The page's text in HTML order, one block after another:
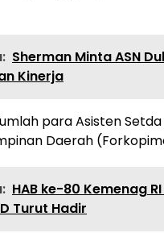
Sherman Minta ASN
Kinerja
para Asisten
Daerah
HAB ke-80 Kemenag
Turut Hadir